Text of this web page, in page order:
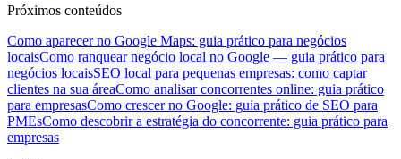
Próximos conteúdos
Como aparecer no Google Maps: guia prático para negócios
locaisComo ranquear negócio local no Google — guia prático para
negócios locaisSEO local para pequenas empresas: como captar
clientes na sua áreaComo analisar concorrentes online: guia prático
para empresasComo crescer no Google: guia prático de SEO para
PMEsComo descobrir a estratégia do concorrente: guia prático para
empresas